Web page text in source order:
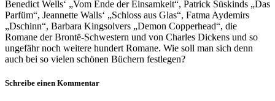
Benedict Wells‘ „Vom Ende der Einsamkeit“, Patrick Süskinds „Das
Parfüm“, Jeannette Walls‘ „Schloss aus Glas“, Fatma Aydemirs
„Dschinn“, Barbara Kingsolvers „Demon Copperhead“, die
Romane der Brontë-Schwestern und von Charles Dickens und so
ungefähr noch weitere hundert Romane. Wie soll man sich denn
auch bei so vielen schönen Büchern festlegen?
Schreibe einen Kommentar